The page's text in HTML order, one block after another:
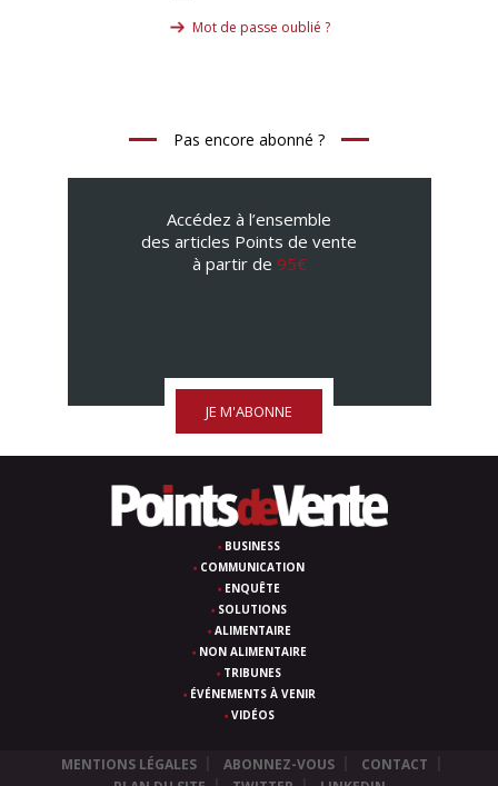
Mot de passe oublié ?
Pas encore abonné ?
Accédez à l’ensemble
des articles Points de vente
à partir de 95€
JE M'ABONNE
BUSINESS
COMMUNICATION
ENQUÊTE
SOLUTIONS
ALIMENTAIRE
NON ALIMENTAIRE
TRIBUNES
ÉVÉNEMENTS À VENIR
VIDÉOS
MENTIONS LÉGALES ABONNEZ-VOUS
CONTACT